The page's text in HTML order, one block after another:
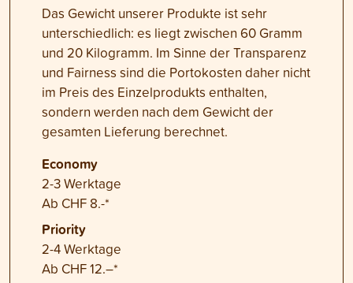
Das Gewicht unserer Produkte ist sehr
unterschiedlich: es liegt zwischen 60 Gramm
und 20 Kilogramm. Im Sinne der Transparenz
und Fairness sind die Portokosten daher nicht
im Preis des Einzelprodukts enthalten,
sondern werden nach dem Gewicht der
gesamten Lieferung berechnet.
Economy
2-3 Werktage
Ab CHF 8.-*
Priority
2-4 Werktage
Ab CHF 12.–*